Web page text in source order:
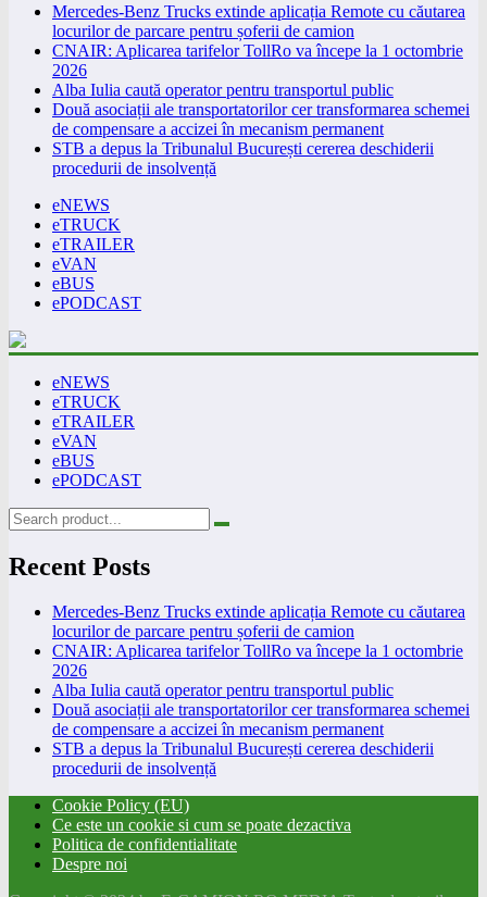
Mercedes-Benz Trucks extinde aplicația Remote cu căutarea
locurilor de parcare pentru șoferii de camion
CNAIR: Aplicarea tarifelor TollRo va începe la 1 octombrie
2026
Alba Iulia caută operator pentru transportul public
Două asociații ale transportatorilor cer transformarea schemei
de compensare a accizei în mecanism permanent
STB a depus la Tribunalul București cererea deschiderii
procedurii de insolvență
eNEWS
eTRUCK
eTRAILER
eVAN
eBUS
ePODCAST
eNEWS
eTRUCK
eTRAILER
eVAN
eBUS
ePODCAST
Recent Posts
Mercedes-Benz Trucks extinde aplicația Remote cu căutarea
locurilor de parcare pentru șoferii de camion
CNAIR: Aplicarea tarifelor TollRo va începe la 1 octombrie
2026
Alba Iulia caută operator pentru transportul public
Două asociații ale transportatorilor cer transformarea schemei
de compensare a accizei în mecanism permanent
STB a depus la Tribunalul București cererea deschiderii
procedurii de insolvență
Cookie Policy (EU)
Ce este un cookie si cum se poate dezactiva
Politica de confidentialitate
Despre noi